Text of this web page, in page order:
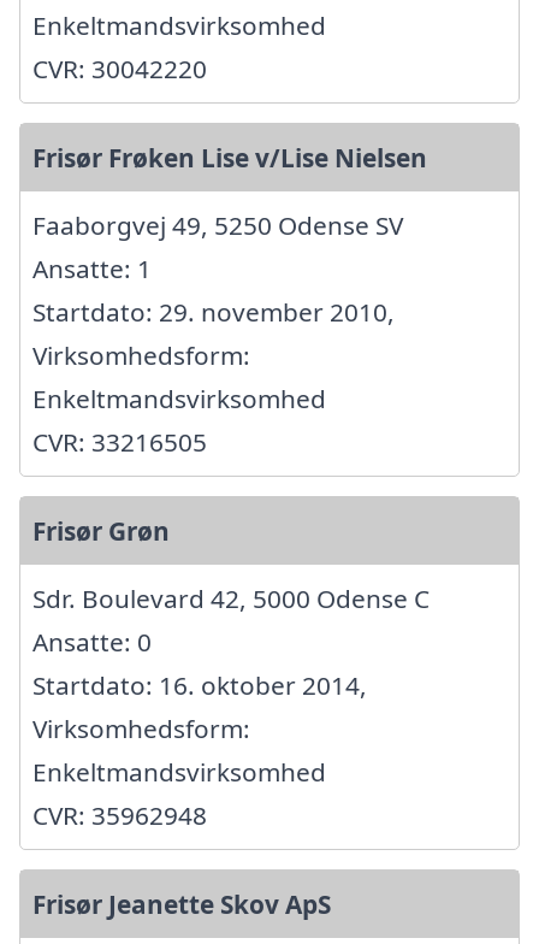
Enkeltmandsvirksomhed
CVR: 30042220
Frisør Frøken Lise v/Lise Nielsen
Faaborgvej 49, 5250 Odense SV
Ansatte: 1
Startdato: 29. november 2010,
Virksomhedsform:
Enkeltmandsvirksomhed
CVR: 33216505
Frisør Grøn
Sdr. Boulevard 42, 5000 Odense C
Ansatte: 0
Startdato: 16. oktober 2014,
Virksomhedsform:
Enkeltmandsvirksomhed
CVR: 35962948
Frisør Jeanette Skov ApS